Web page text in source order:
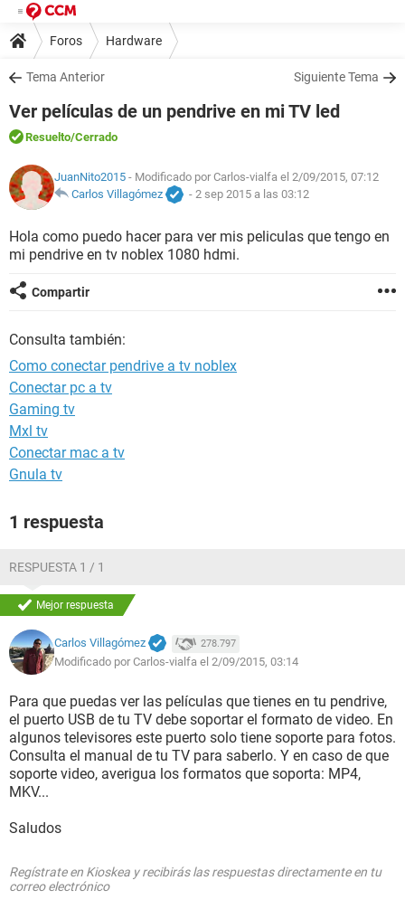
Foros Hardware
Tema Anterior Siguiente Tema
Ver películas de un pendrive en mi TV led
Resuelto/Cerrado
JuanNito2015 - Modificado por Carlos-vialfa el 2/09/2015, 07:12
Carlos Villagómez
- 2 sep 2015 a las 03:12
Hola como puedo hacer para ver mis peliculas que tengo en
mi pendrive en tv noblex 1080 hdmi.
Compartir
Consulta también:
Como conectar pendrive a tv noblex
Conectar pc a tv
Gaming tv
Mxl tv
Conectar mac a tv
Gnula tv
1 respuesta
RESPUESTA 1 / 1
Mejor respuesta
Carlos Villagómez 278.797
Modificado por Carlos-vialfa el 2/09/2015, 03:14
Para que puedas ver las películas que tienes en tu pendrive,
el puerto USB de tu TV debe soportar el formato de video. En
algunos televisores este puerto solo tiene soporte para fotos.
Consulta el manual de tu TV para saberlo. Y en caso de que
soporte video, averigua los formatos que soporta: MP4,
MKV...
Saludos
Regístrate en Kioskea y recibirás las respuestas directamente en tu
correo electrónico